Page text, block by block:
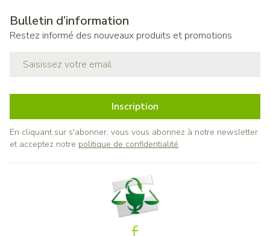
Bulletin d’information
Restez informé des nouveaux produits et promotions
Inscription
En cliquant sur s'abonner, vous vous abonnez à notre newsletter
et acceptez notre politique de confidentialité.